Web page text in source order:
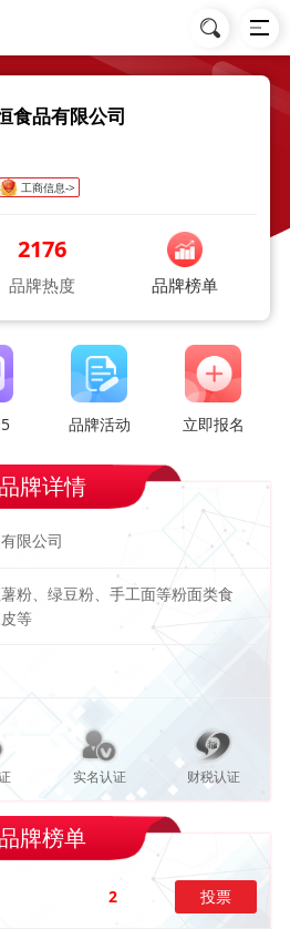
食品有限公司
工商信息->
2176
品牌热度 品牌榜单
品牌活动 立即报名
品牌详情
限公司
粉、绿豆粉、手工面等粉面类食
等
实名认证 财税认证
品牌榜单
2 投票